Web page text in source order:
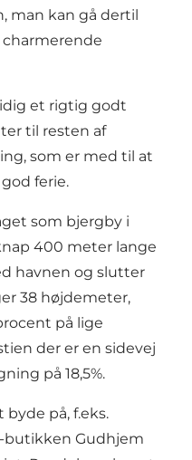
man kan gå dertil
et rigtig godt
til resten af
som er med til at
ferie.
som bjergby i
400 meter lange
havnen og slutter
38 højdemeter,
på lige
der er en sidevej
på 18,5%.
på, f.eks.
butikken Gudhjem